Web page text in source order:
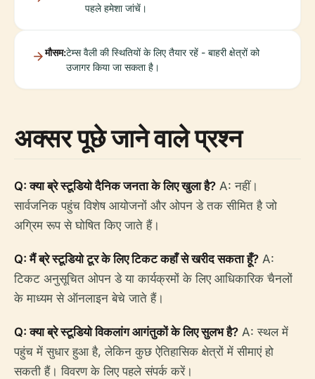
पहले हमेशा जांचें।
मौसम:टेम्स वैली की स्थितियों के लिए तैयार रहें - बाहरी क्षेत्रों को
उजागर किया जा सकता है।
अक्सर पूछे जाने वाले प्रश्न
Q: क्या ब्रे स्टूडियो दैनिक जनता के लिए खुला है? A: नहीं।
सार्वजनिक पहुंच विशेष आयोजनों और ओपन डे तक सीमित है जो
अग्रिम रूप से घोषित किए जाते हैं।
Q: मैं ब्रे स्टूडियो टूर के लिए टिकट कहाँ से खरीद सकता हूँ? A:
टिकट अनुसूचित ओपन डे या कार्यक्रमों के लिए आधिकारिक चैनलों
के माध्यम से ऑनलाइन बेचे जाते हैं।
Q: क्या ब्रे स्टूडियो विकलांग आगंतुकों के लिए सुलभ है? A: स्थल में
पहुंच में सुधार हुआ है, लेकिन कुछ ऐतिहासिक क्षेत्रों में सीमाएं हो
सकती हैं। विवरण के लिए पहले संपर्क करें।